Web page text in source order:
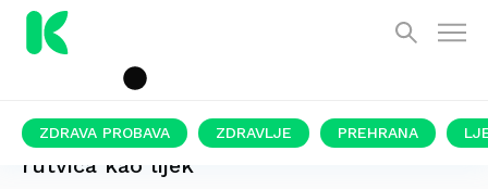
ZDRAVA PROBAVA ZDRAVLJE PREHRANA
rutvica kao lijek